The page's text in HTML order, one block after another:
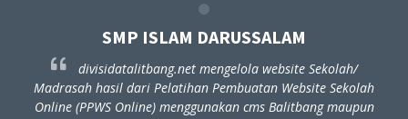
SMP ISLAM DARUSSALAM
divisidatalitbang.net mengelola website Sekolah/
Madrasah hasil dari Pelatihan Pembuatan Website Sekolah
Online (PPWS Online) menggunakan cms Balitbang maupun